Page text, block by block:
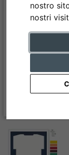
nostro
nostri
Indietro